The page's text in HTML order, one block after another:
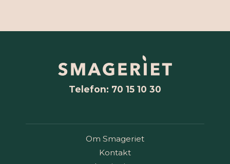
Telefon: 70 15 10 30
Om Smageriet
Kontakt